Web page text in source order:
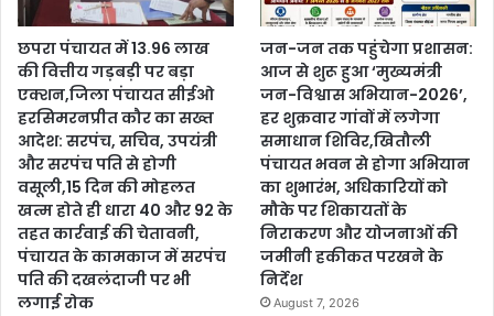
छपरा पंचायत में 13.96 लाख
की वित्तीय गड़बड़ी पर बड़ा
एक्शन,जिला पंचायत सीईओ
हरसिमरनप्रीत कौर का सख्त
आदेश: सरपंच, सचिव, उपयंत्री
और सरपंच पति से होगी
वसूली,15 दिन की मोहलत
खत्म होते ही धारा 40 और 92 के
तहत कार्रवाई की चेतावनी,
पंचायत के कामकाज में सरपंच
पति की दखलंदाजी पर भी
लगाई रोक
जन-जन तक पहुंचेगा प्रशासन:
आज से शुरू हुआ ‘मुख्यमंत्री
जन-विश्वास अभियान-2026’,
हर शुक्रवार गांवों में लगेगा
समाधान शिविर,खितौली
पंचायत भवन से होगा अभियान
का शुभारंभ, अधिकारियों को
मौके पर शिकायतों के
निराकरण और योजनाओं की
जमीनी हकीकत परखने के
निर्देश
August 7, 2026